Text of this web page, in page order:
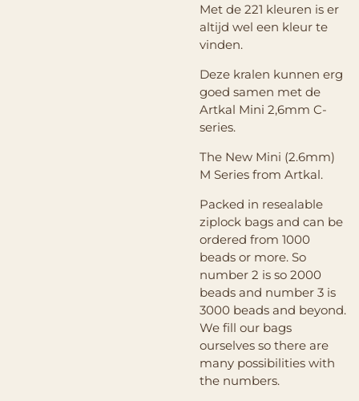
Met de 221 kleuren is er
altijd wel een kleur te
vinden.
Deze kralen kunnen erg
goed samen met de
Artkal Mini 2,6mm C-
series.
The New Mini (2.6mm)
M Series from Artkal.
Packed in resealable
ziplock bags and can be
ordered from 1000
beads or more. So
number 2 is so 2000
beads and number 3 is
3000 beads and beyond.
We fill our bags
ourselves so there are
many possibilities with
the numbers.